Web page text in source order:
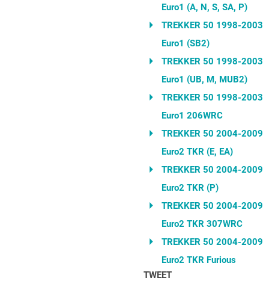
Euro1 (A, N, S, SA, P)
TREKKER 50 1998-2003
Euro1 (SB2)
TREKKER 50 1998-2003
Euro1 (UB, M, MUB2)
TREKKER 50 1998-2003
Euro1 206WRC
TREKKER 50 2004-2009
Euro2 TKR (E, EA)
TREKKER 50 2004-2009
Euro2 TKR (P)
TREKKER 50 2004-2009
Euro2 TKR 307WRC
TREKKER 50 2004-2009
Euro2 TKR Furious
TWEET